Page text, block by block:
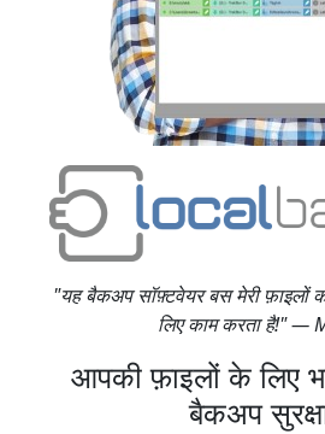
"यह बैकअप सॉफ़्टवेयर बस मेरी फ़ाइलों
लिए काम करता है!" —
आपकी फ़ाइलों के लिए
बैकअप